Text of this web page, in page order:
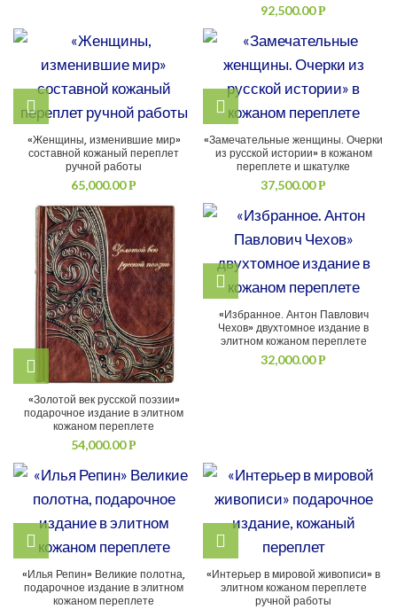
92,500.00Р
«Женщины, изменившие мир»
составной кожаный переплет
ручной работы
65,000.00Р
«Замечательные женщины. Очерки
из русской истории» в кожаном
переплете и шкатулке
37,500.00Р
«Золотой век русской поэзии»
подарочное издание в элитном
кожаном переплете
54,000.00Р
«Избранное. Антон Павлович
Чехов» двухтомное издание в
элитном кожаном переплете
32,000.00Р
«Илья Репин» Великие полотна,
подарочное издание в элитном
кожаном переплете
«Интерьер в мировой живописи» в
элитном кожаном переплете
ручной работы